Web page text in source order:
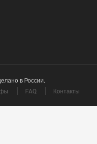
в России.
FAQ Контакты